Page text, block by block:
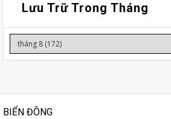
Lưu Trữ Trong Tháng
BIỂN ĐÔNG